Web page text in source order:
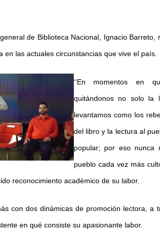
de Biblioteca Nacional, Ignacio
en las actuales circunstancias que vive el país.
‘‘En momentos en
quitándonos no solo la
levantamos como los
del libro y la lectura al
popular; por eso nunca
pueblo cada vez más
reconocimiento académico de su labor.
con dos dinámicas de promoción lectora, a
en qué consiste su apasionante labor.